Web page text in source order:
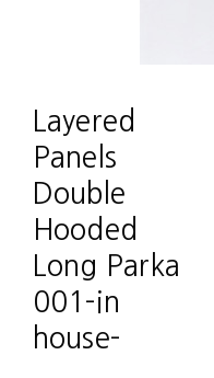
Layered
Panels
Double
Hooded
Long Parka
001-in
house-